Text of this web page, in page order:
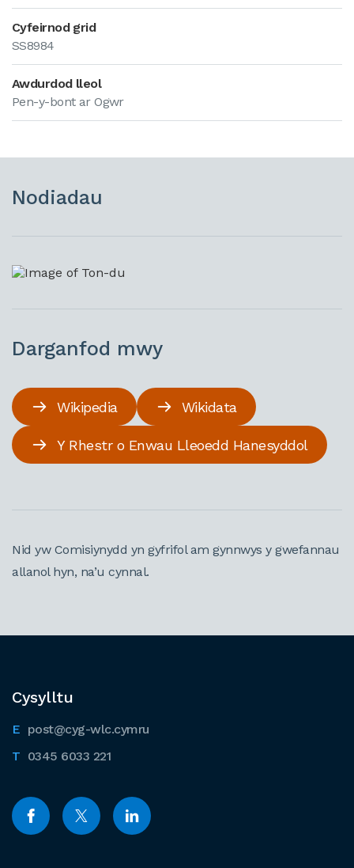
Cyfeirnod grid
SS8984
Awdurdod lleol
Pen-y-bont ar Ogwr
Nodiadau
Darganfod mwy
Wikipedia Wikidata
Y Rhestr o Enwau Lleoedd Hanesyddol
Nid yw Comisiynydd yn gyfrifol am gynnwys y gwefannau
allanol hyn, na’u cynnal.
Cysylltu
post@cyg-wlc.cymru
0345 6033 221